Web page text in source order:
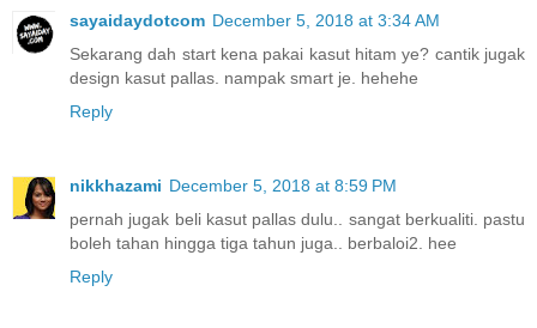
sayaidaydotcom December 5, 2018 at 3:34 AM
Sekarang dah start kena pakai kasut hitam ye? cantik jugak
design kasut pallas. nampak smart je. hehehe
Reply
nikkhazami December 5, 2018 at 8:59 PM
pernah jugak beli kasut pallas dulu.. sangat berkualiti. pastu
boleh tahan hingga tiga tahun juga.. berbaloi2. hee
Reply